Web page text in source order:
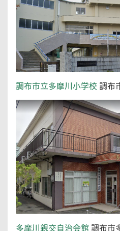
調布市立多摩川小学校 調布
多摩川親交自治会館 調布市